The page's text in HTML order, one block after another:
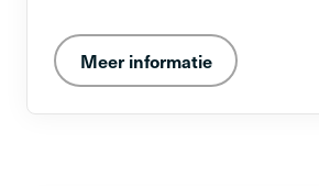
Meer informatie